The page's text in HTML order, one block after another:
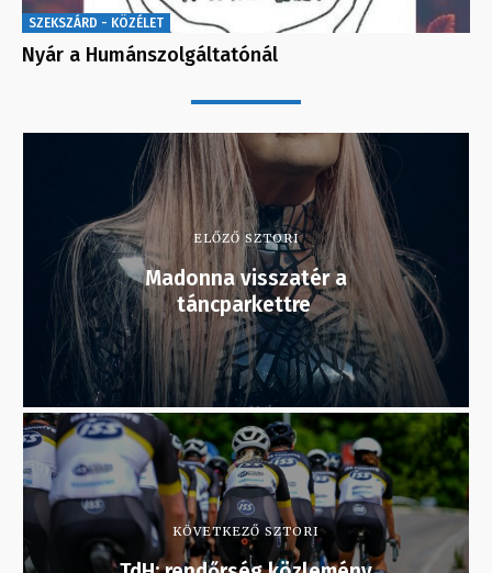
SZEKSZÁRD - KÖZÉLET
Nyár a Humánszolgáltatónál
ELŐZŐ SZTORI
Madonna visszatér a
táncparkettre
KÖVETKEZŐ SZTORI